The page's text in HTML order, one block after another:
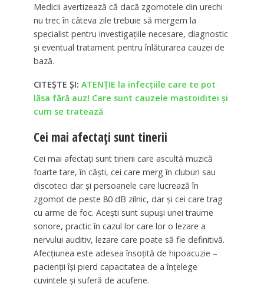
Medicii avertizează că dacă zgomotele din urechi
nu trec în câteva zile trebuie să mergem la
specialist pentru investigațiile necesare, diagnostic
și eventual tratament pentru înlăturarea cauzei de
bază.
CITEȘTE ȘI: ATENȚIE la infecțiile care te pot
lăsa fără auz! Care sunt cauzele mastoiditei și
cum se tratează
Cei mai afectați sunt tinerii
Cei mai afectați sunt tinerii care ascultă muzică
foarte tare, în căști, cei care merg în cluburi sau
discoteci dar și persoanele care lucrează în
zgomot de peste 80 dB zilnic, dar și cei care trag
cu arme de foc. Acești sunt supuși unei traume
sonore, practic în cazul lor care lor o lezare a
nervului auditiv, lezare care poate să fie definitivă.
Afecțiunea este adesea însoțită de hipoacuzie –
pacienții își pierd capacitatea de a înțelege
cuvintele și suferă de acufene.